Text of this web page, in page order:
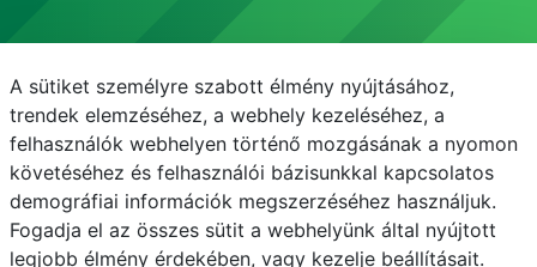
E-mail Telefonkönyv NEPTUN E-learning
A sütiket személyre szabott élmény nyújtásához,
trendek elemzéséhez, a webhely kezeléséhez, a
felhasználók webhelyen történő mozgásának a nyomon
követéséhez és felhasználói bázisunkkal kapcsolatos
demográfiai információk megszerzéséhez használjuk.
Fogadja el az összes sütit a webhelyünk által nyújtott
legjobb élmény érdekében, vagy kezelje beállításait.